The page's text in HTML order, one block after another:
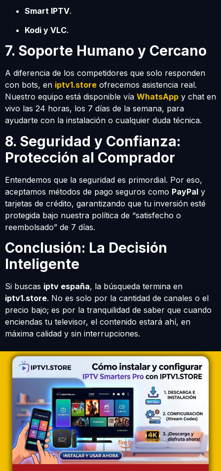
Smart IPTV.
Kodi y VLC.
7. Soporte Humano y Cercano
A diferencia de los competidores que solo responden
con bots, en iptv1.store ofrecemos asistencia real.
Nuestro equipo está disponible vía WhatsApp y chat en
vivo las 24 horas, los 7 días de la semana, para
ayudarte con la instalación o cualquier duda técnica.
8. Seguridad y Confianza:
Protección al Comprador
Entendemos que la seguridad es primordial. Por eso,
aceptamos métodos de pago seguros como PayPal y
tarjetas de crédito, garantizando que tu inversión esté
protegida bajo nuestra política de “satisfecho o
reembolsado” de 7 días.
Conclusión: La Decisión
Inteligente
Si buscas iptv españa, la búsqueda termina en
iptv1.store. No es solo por la cantidad de canales o el
precio bajo; es por la tranquilidad de saber que cuando
enciendas tu televisor, el contenido estará ahí, en
máxima calidad y sin interrupciones.